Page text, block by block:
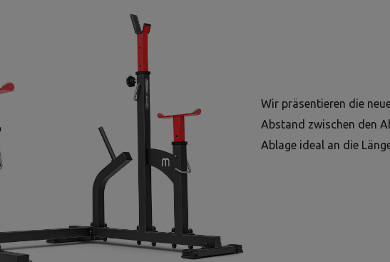
Wir präsentieren die
Abstand zwischen den
Ablage ideal an die